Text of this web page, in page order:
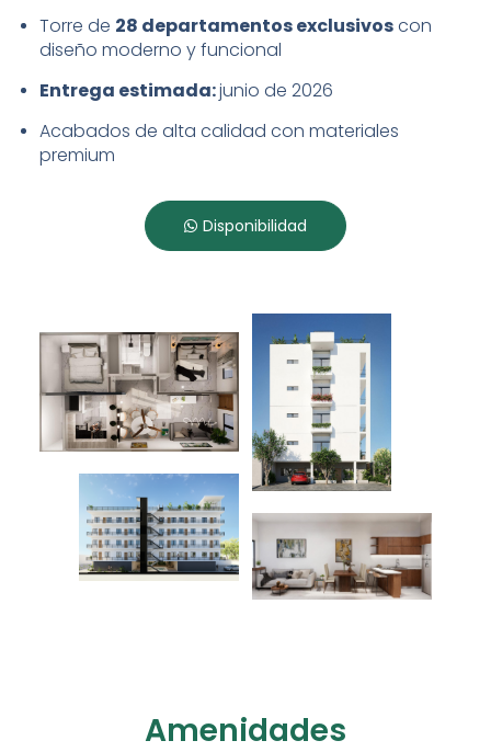
Torre de 28 departamentos exclusivoscon
diseño moderno y funcional
Entrega estimada:junio de 2026
Acabados de alta calidad con materiales
premium
Disponibilidad
Amenidades